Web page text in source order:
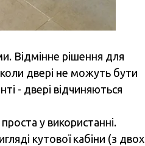
Відмінне рішення для
двері не можуть бути
- двері відчиняються
у використанні.
кутової кабіни (з двох